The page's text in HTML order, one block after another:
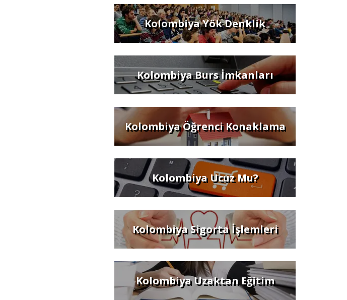
Kolombiya Yök Denklik
Kolombiya Burs İmkanları
Kolombiya Öğrenci Konaklama
Kolombiya Ucuz Mu?
Kolombiya Sigorta İşlemleri
Kolombiya Uzaktan Eğitim